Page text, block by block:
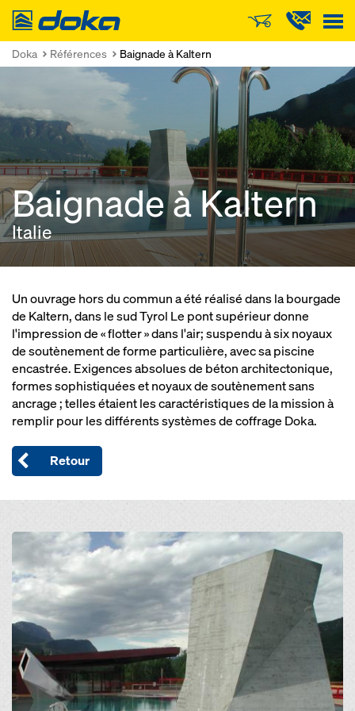
Doka
Doka Références Baignade à Kaltern
Baignade à Kaltern
Italie
Un ouvrage hors du commun a été réalisé dans la bourgade
de Kaltern, dans le sud Tyrol Le pont supérieur donne
l'impression de « flotter » dans l'air; suspendu à six noyaux
de soutènement de forme particulière, avec sa piscine
encastrée. Exigences absolues de béton architectonique,
formes sophistiquées et noyaux de soutènement sans
ancrage ; telles étaient les caractéristiques de la mission à
remplir pour les différents systèmes de coffrage Doka.
Retour
Open